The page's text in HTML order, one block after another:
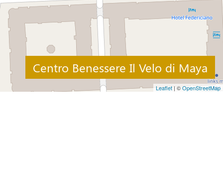
Leaflet | ©OpenStreetMap
Centro Benessere Il Velo di Maya